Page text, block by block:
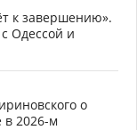
к завершению».
Одессой и
о
в 2026-м